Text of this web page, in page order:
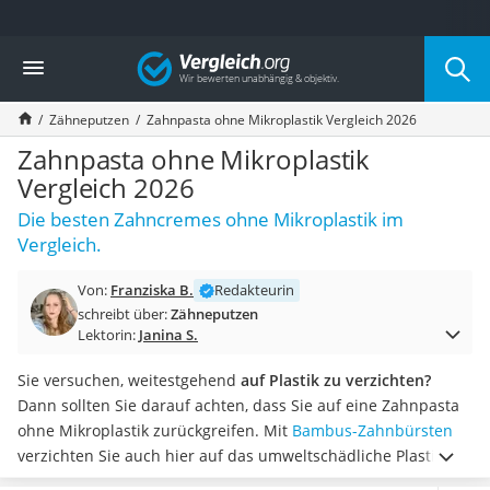
Die beliebtesten Vergleiche nach Kategorie
Drogerie
Inhalator
Haarschneider
Rollator
Braun Rasierer
Katzenklappe (Chip)
Rasierer
Masturbator
Epilierer
Reisehaartrockner
Magnesiumpräparat
Katzenklappe
Nackenmassagegerät
Zeckenschutz Katze
leichter Haartrockner
Vergleich
Zähneputzen Zahnpasta ohne Mikroplastik Vergleich 2026
Zahnpasta ohne Mikroplastik
Vergleich 2026
Die besten Zahncremes ohne Mikroplastik im
Vergleich.
Von: Franziska B.
Redakteurin
schreibt über:Zähneputzen
Lektorin: Janina S.
Sie versuchen, weitestgehend auf Plastik zu verzichten?
Dann sollten Sie darauf achten, dass Sie auf eine Zahnpasta
ohne Mikroplastik zurückgreifen. Mit Bambus-Zahnbürsten
verzichten Sie auch hier auf das umweltschädliche Plastik.
Tests im Internet zeigen, dass es Zahnpasta ohne